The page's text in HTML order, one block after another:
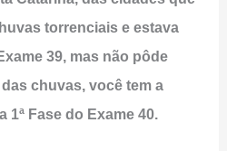
torrenciais e estava
39, mas não pôde
chuvas, você tem a
1ª Fase do Exame 40.